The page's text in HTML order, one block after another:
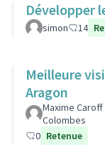
Développer
simon 14
Meilleure
Aragon
Maxime
Colombes
0 Retenue